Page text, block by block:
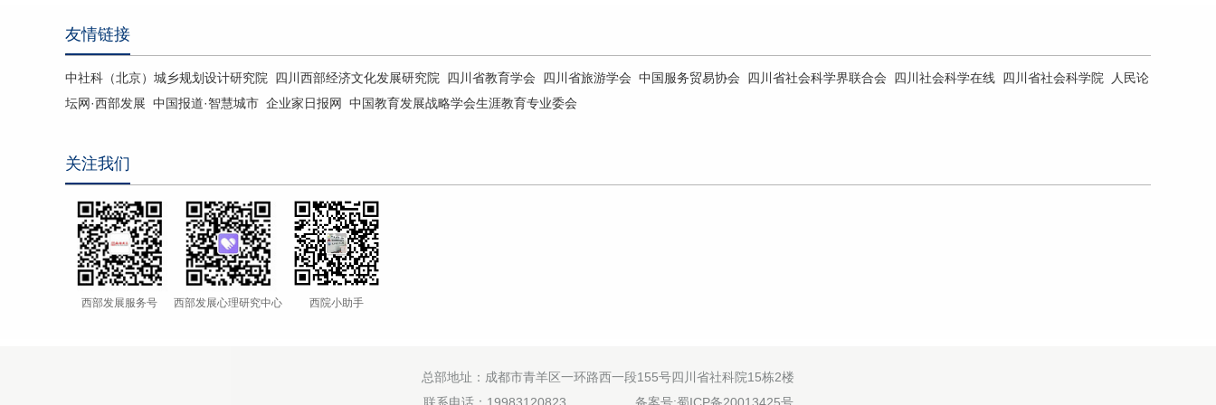
友情链接
中社科（北京）城乡规划设计研究院 四川西部经济文化发展研究院 四川省教育学会 四川省旅游学会 中国服务贸易协会 四川省社会科学界联合会 四川社会科学在线 四川省社会科学院
人民论
坛网·西部发展 中国报道·智慧城市 企业家日报网 中国教育发展战略学会生涯教育专业委会
关注我们
西部发展服务号 西部发展心理研究中心 西院小助手
总部地址：成都市青羊区一环路西一段155号四川省社科院15栋2楼